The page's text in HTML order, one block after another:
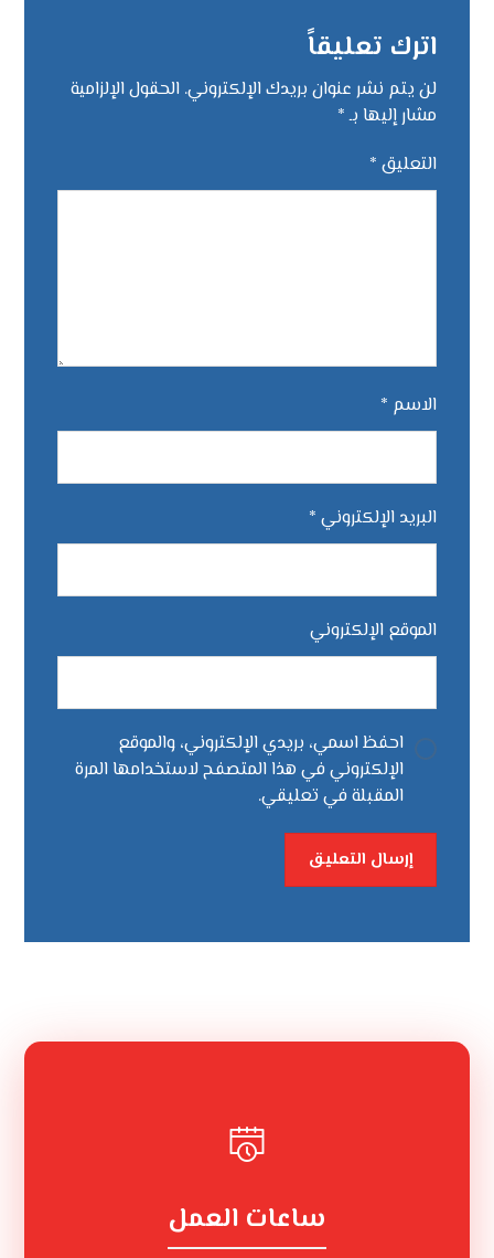
اترك تعليقاً
لن يتم نشر عنوان بريدك الإلكتروني. الحقول الإلزامية
مشار إليها بـ*
التعليق *
الاسم *
البريد الإلكتروني *
الموقع الإلكتروني
احفظ اسمي، بريدي الإلكتروني، والموقع
الإلكتروني في هذا المتصفح لاستخدامها المرة
المقبلة في تعليقي.
إرسال التعليق
ساعات العمل